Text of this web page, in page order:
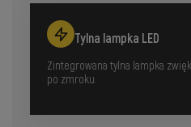
Tylna lampka LED
Zintegrowana tylna lampka
po zmroku.